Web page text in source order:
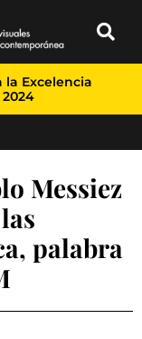
la Excelencia
Messiez
palabra